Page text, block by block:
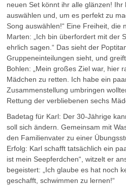
neuen Set könnt ihr alle glänzen!
auswählen und, um es perfekt zu
Song auswählen!“ Eine Freiheit, die
Marten: „Ich bin überfordert mit der
ehrlich sagen.“ Das sieht der
Gruppeneinteilungen sieht, und
Bohlen: „Mein großes Ziel war, hier
Mädchen zu retten. Ich habe ein
Zusammenstellung umbringen
Rettung der verbliebenen sechs
Badetag für Karl: Der 30-Jährige
soll sich ändern. Gemeinsam mit
den Familienvater zu einer
Erfolg: Karl schafft tatsächlich ein
ist mein Seepferdchen“, witzelt er
begeistert: „Ich glaube es hat noch
geschafft, schwimmen zu lernen!“